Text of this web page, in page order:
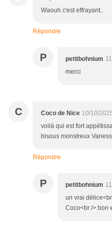
Waouh c'est effrayant..
Répondre
P petitbohnium
merci
C Coco de Nice 10/10/
voilà qui est fort
bisous monstreux
Répondre
P petitbohnium
un vrai
Coco<br /> bon